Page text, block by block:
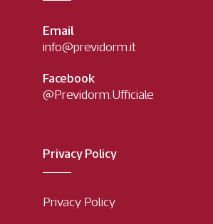
Email
info@previdorm.it
Facebook
@Previdorm.Ufficiale
Privacy Policy
Privacy Policy